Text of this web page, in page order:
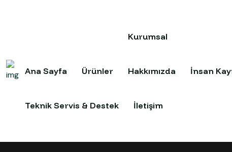
Ana Sayfa Ürünler
Kurumsal
Hakkımızda İnsan
Teknik Servis & Destek İletişim